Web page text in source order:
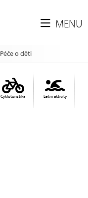
MENU
Péče o děti
Cykloturistika Letní aktivity